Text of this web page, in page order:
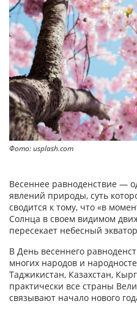
Фото: usplash.com
Весеннее равноденствие —
явлений природы, суть
сводится к тому, что «в
Солнца в своем видимом
пересекает небесный
В День весеннего
многих народов и
Таджикистан, Казахстан,
практически все страны
связывают начало нового